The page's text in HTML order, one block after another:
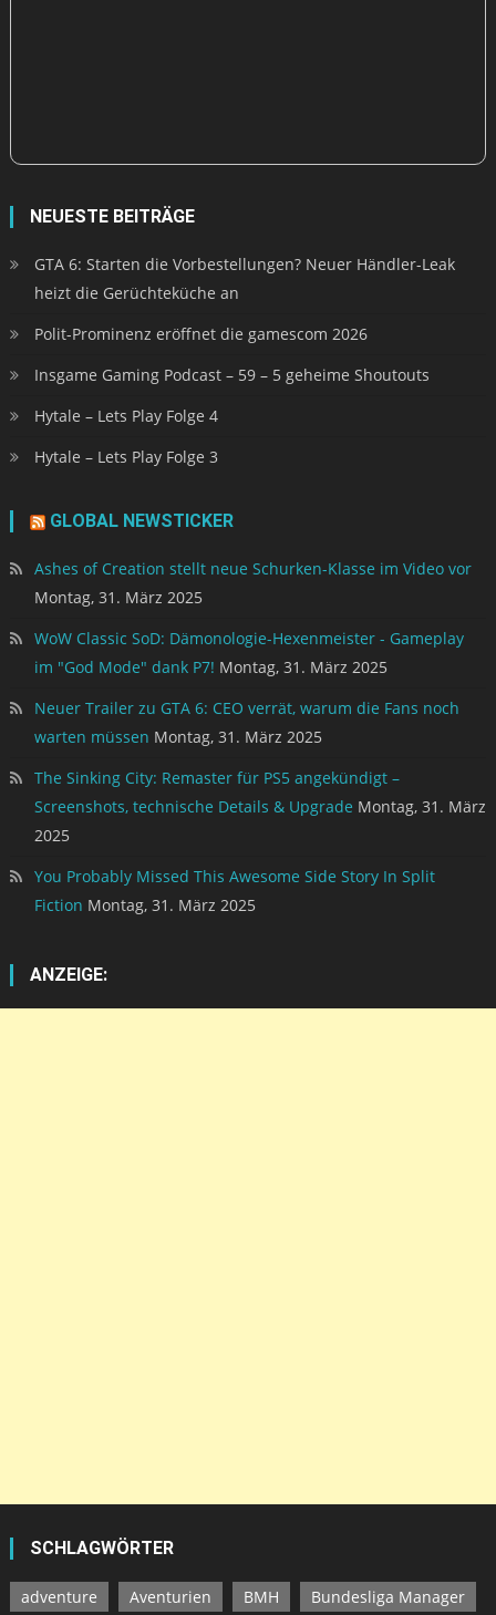
NEUESTE BEITRÄGE
GTA 6: Starten die Vorbestellungen? Neuer Händler-Leak
heizt die Gerüchteküche an
Polit-Prominenz eröffnet die gamescom 2026
Insgame Gaming Podcast – 59 – 5 geheime Shoutouts
Hytale – Lets Play Folge 4
Hytale – Lets Play Folge 3
GLOBAL NEWSTICKER
Ashes of Creation stellt neue Schurken-Klasse im Video vor
Montag, 31. März 2025
WoW Classic SoD: Dämonologie-Hexenmeister - Gameplay
im "God Mode" dank P7! Montag, 31. März 2025
Neuer Trailer zu GTA 6: CEO verrät, warum die Fans noch
warten müssen Montag, 31. März 2025
The Sinking City: Remaster für PS5 angekündigt –
Screenshots, technische Details & Upgrade Montag, 31. März
2025
You Probably Missed This Awesome Side Story In Split
Fiction Montag, 31. März 2025
ANZEIGE:
SCHLAGWÖRTER
adventure Aventurien BMH
Bundesliga Manager